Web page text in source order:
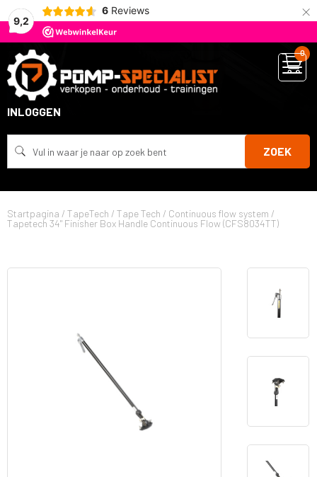
9,2
6 Reviews ×
ZOEK
INLOGGEN
0
Startpagina / TapeTech / Tape Tech / Continuous flow system /
Tapetech 34" Finisher Box Handle Continuous Flow (CFS8034TT)